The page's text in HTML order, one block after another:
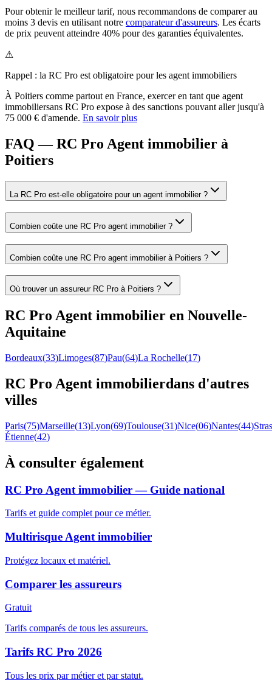
Pour obtenir le meilleur tarif, nous recommandons de comparer au
moins 3 devis en utilisant notre comparateur d'assureurs. Les écarts
de prix peuvent atteindre 40% pour des garanties équivalentes.
⚠
Rappel : la RC Pro est obligatoire pour les agent immobiliers
À Poitiers comme partout en France, exercer en tant que agent
immobiliersans RC Pro expose à des sanctions pouvant aller jusqu'à
75 000 € d'amende. En savoir plus
FAQ — RC Pro Agent immobilier à
Poitiers
La RC Pro est-elle obligatoire pour un agent immobilier ?
Combien coûte une RC Pro agent immobilier ?
Combien coûte une RC Pro agent immobilier à Poitiers ?
Où trouver un assureur RC Pro à Poitiers ?
RC Pro Agent immobilier en Nouvelle-
Aquitaine
Bordeaux(33)Limoges(87)Pau(64)La Rochelle(17)
RC Pro Agent immobilierdans d'autres
villes
Paris(75)Marseille(13)Lyon(69)Toulouse(31)Nice(06)Nantes(44)
Étienne(42)
À consulter également
RC Pro Agent immobilier — Guide national
Tarifs et guide complet pour ce métier.
Multirisque Agent immobilier
Protégez locaux et matériel.
Comparer les assureurs
Gratuit
Tarifs comparés de tous les assureurs.
Tarifs RC Pro 2026
Tous les prix par métier et par statut.